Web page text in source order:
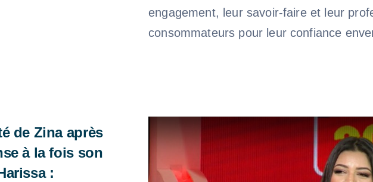
engagement, leur savoir-faire et leur
consommateurs pour leur confiance
de Zina après
à la fois son
: